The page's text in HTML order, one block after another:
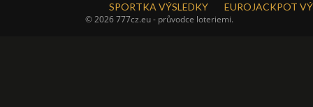
SPORTKA VÝSLEDKY EUROJACKPOT
© 2026 777cz.eu - průvodce loteriemi.